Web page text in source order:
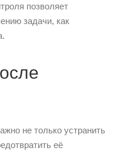
позволяет
задачи, как
не только устранить
её